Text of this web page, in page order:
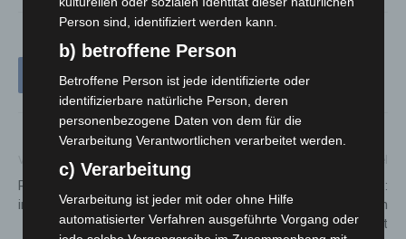
Vorheriger Artikel
Rauchentwicklung an Scheune
in Bokeloh frühzeitig gestoppt
Raser auf der B 441:
Fahranfänger mit 108 km/h
gestoppt
Person sind, identifiziert werden kann.
b) betroffene Person
Betroffene Person ist jede identifizierte oder
identifizierbare natürliche Person, deren
personenbezogene Daten von dem für die
Verarbeitung Verantwortlichen verarbeitet werden.
c) Verarbeitung
Verarbeitung ist jeder mit oder ohne Hilfe
automatisierter Verfahren ausgeführte Vorgang oder